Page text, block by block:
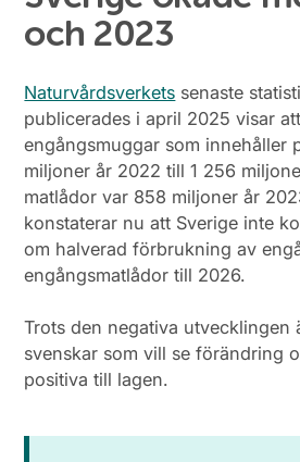
och 2023
Naturvårdsverkets senaste
publicerades i april 2025 visar
engångsmuggar som innehåller
miljoner år 2022 till 1 256
matlådor var 858 miljoner år
konstaterar nu att Sverige inte
om halverad förbrukning av
engångsmatlådor till 2026.
Trots den negativa utvecklingen
svenskar som vill se förändring
positiva till lagen.